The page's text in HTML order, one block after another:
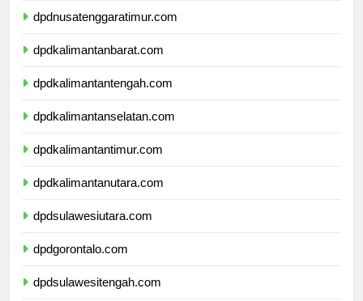
dpdnusatenggaratimur.com
dpdkalimantanbarat.com
dpdkalimantantengah.com
dpdkalimantanselatan.com
dpdkalimantantimur.com
dpdkalimantanutara.com
dpdsulawesiutara.com
dpdgorontalo.com
dpdsulawesitengah.com